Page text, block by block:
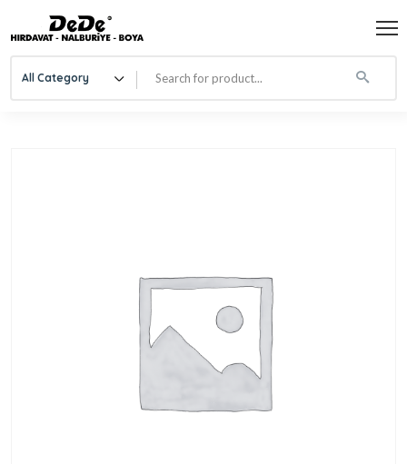
All Category